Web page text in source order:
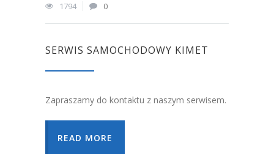
1794
0
SERWIS SAMOCHODOWY KIMET
Zapraszamy do kontaktu z naszym serwisem.
READ MORE